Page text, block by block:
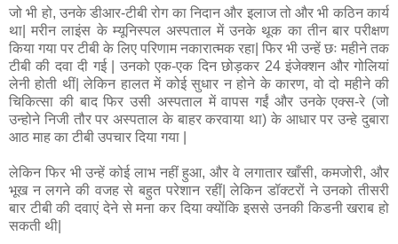
जो भी हो, उनके डीआर-टीबी रोग का निदान और इलाज तो और भी कठिन कार्य
था| मरीन लाइंस के म्यूनिस्पल अस्पताल में उनके थूक का तीन बार परीक्षण
किया गया पर टीबी के लिए परिणाम नकारात्मक रहा| फिर भी उन्हें छः महीने तक
टीबी की दवा दी गई | उनको एक-एक दिन छोड़कर 24 इंजेक्शन और गोलियां
लेनी होती थीं| लेकिन हालत में कोई सुधार न होने के कारण, वो दो महीने की
चिकित्सा की बाद फिर उसी अस्पताल में वापस गईं और उनके एक्स-रे (जो
उन्होने निजी तौर पर अस्पताल के बाहर करवाया था) के आधार पर उन्हे दुबारा
आठ माह का टीबी उपचार दिया गया |
लेकिन फिर भी उन्हें कोई लाभ नहीं हुआ, और वे लगातार खाँसी, कमजोरी, और
भूख न लगने की वजह से बहुत परेशान रहीं| लेकिन डॉक्टरों ने उनको तीसरी
बार टीबी की दवाएं देने से मना कर दिया क्योंकि इससे उनकी किडनी खराब हो
सकती थी|